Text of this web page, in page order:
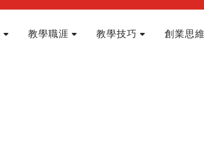
教學職涯 教學技巧 創業思維